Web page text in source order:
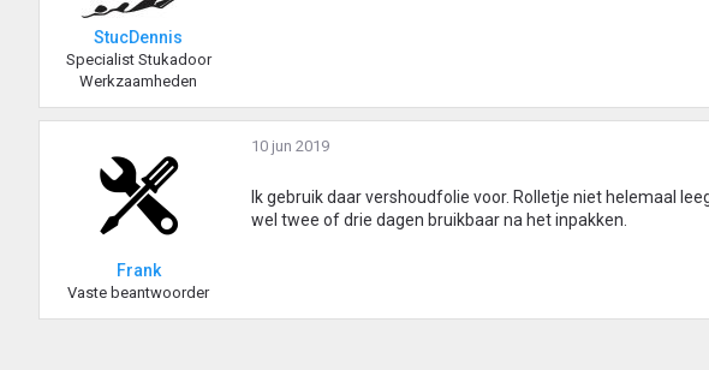
StucDennis
Specialist Stukadoor
Werkzaamheden
Frank
Vaste beantwoorder
10 jun 2019
Ik gebruik daar vershoudfolie voor. Rolletje niet helemaal
wel twee of drie dagen bruikbaar na het inpakken.